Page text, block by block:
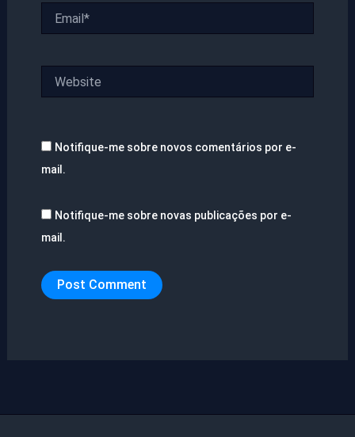
Notifique-me sobre novos comentários por e-
mail.
Notifique-me sobre novas publicações por e-
mail.